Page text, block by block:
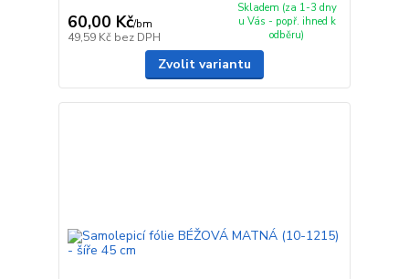
60,00 Kč/bm
49,59 Kč bez DPH
Skladem (za 1-3 dny
u Vás - popř. ihned k
odběru)
Zvolit variantu